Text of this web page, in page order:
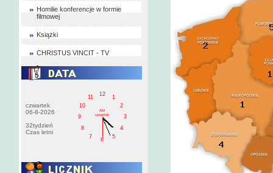
Homilie konferencje w formie
filmowej
Książki
CHRISTUS VINCIT - TV
czwartek
06-8-2026
32tydzień
Czas letni
1
2
3
4
5
6
7
8
9
10
11
12
AM
czwartek